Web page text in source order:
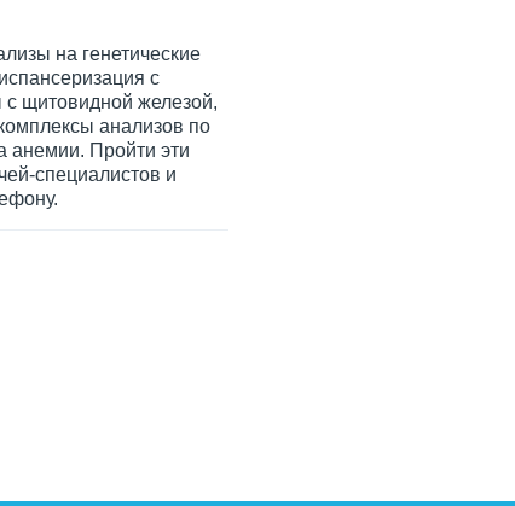
на генетические
с
щитовидной железой,
анализов по
анемии. Пройти эти
специалистов и